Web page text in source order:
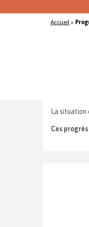
Accueil»
La situation
Ces